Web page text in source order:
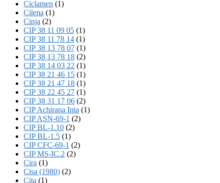
Ciclamen (1)
Cilena (1)
Cinja (2)
CIP 38 11 09 05 (1)
CIP 38 11 78 14 (1)
CIP 38 13 78 07 (1)
CIP 38 13 78 18 (2)
CIP 38 14 03 22 (1)
CIP 38 21 46 15 (1)
CIP 38 21 47 18 (1)
CIP 38 22 45 27 (1)
CIP 38 31 17 06 (2)
CIP Achirana Inta (1)
CIP ASN-69-1 (2)
CIP BL-1.10 (2)
CIP BL-1.5 (1)
CIP CFC-69-1 (2)
CIP MS-IC.2 (2)
Cira (1)
Cisa (1980) (2)
Cita (1)